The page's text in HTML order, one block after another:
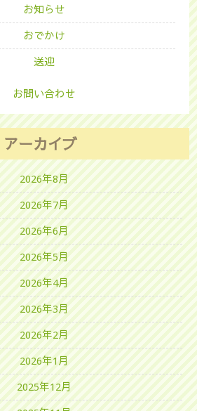
お知らせ
おでかけ
送迎
お問い合わせ
アーカイブ
2026年8月
2026年7月
2026年6月
2026年5月
2026年4月
2026年3月
2026年2月
2026年1月
2025年12月